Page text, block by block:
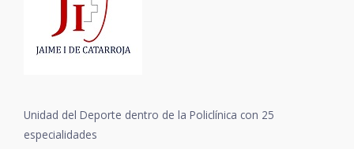
Unidad del Deporte dentro de la Policlínica con 25
especialidades